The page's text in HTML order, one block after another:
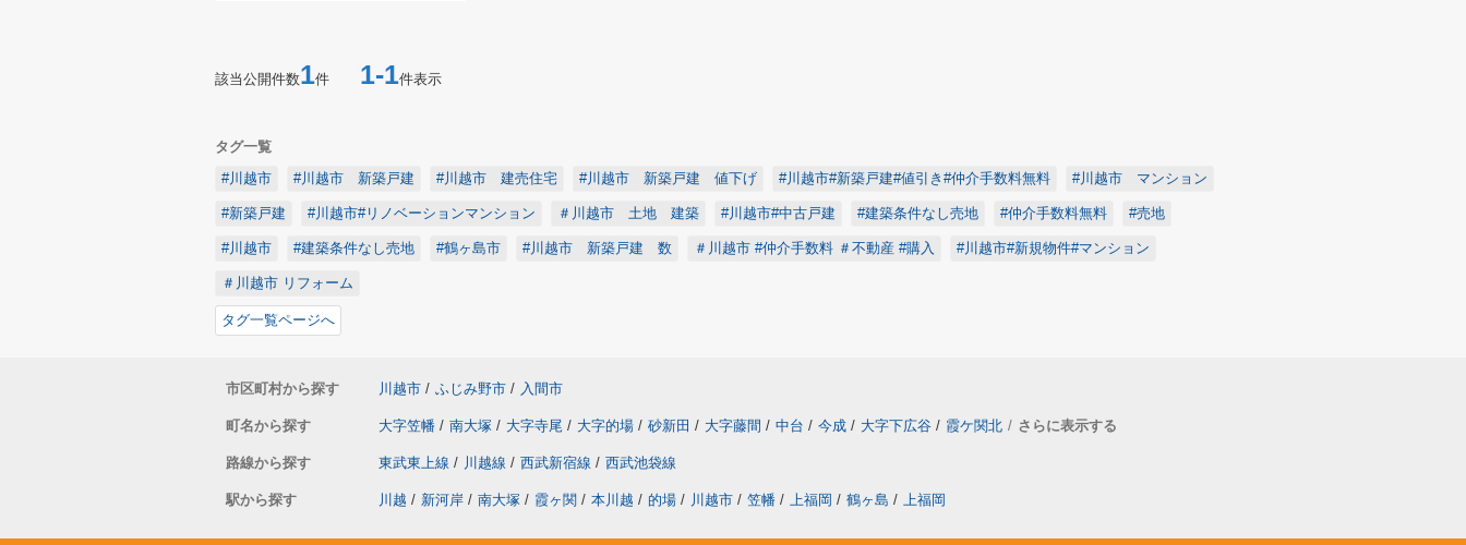
該当公開件数1件 1-1件表示
タグ一覧
#川越市
#川越市 新築戸建 #川越市 建売住宅 #川越市 新築戸建 値下げ #川越市#新築戸建#値引き#仲介手数料無料 #川越市 マンション
#新築戸建 #川越市#リノベーションマンション ＃川越市 土地 建築 #川越市#中古戸建 #建築条件なし売地 #仲介手数料無料 #売地
#川越市 #建築条件なし売地 #鶴ヶ島市 #川越市 新築戸建 数 ＃川越市 #仲介手数料 ＃不動産 #購入 #川越市#新規物件#マンション
＃川越市 リフォーム
タグ一覧ページへ
市区町村から探す 川越市 / ふじみ野市 / 入間市
町名から探す 大字笠幡 / 南大塚 / 大字寺尾 / 大字的場 / 砂新田 / 大字藤間 / 中台 / 今成 / 大字下広谷 / 霞ケ関北 さらに表示する
路線から探す 東武東上線 / 川越線 / 西武新宿線 / 西武池袋線
駅から探す 川越 / 新河岸 / 南大塚 / 霞ヶ関 / 本川越 / 的場 / 川越市 / 笠幡 / 上福岡 / 鶴ヶ島 / 上福岡